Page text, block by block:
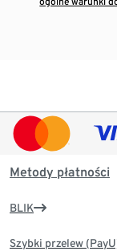
Metody płatności
BLIK
Szybki przelew